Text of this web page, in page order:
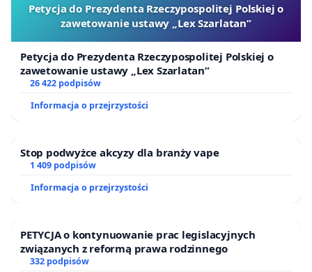
Petycja do Prezydenta Rzeczypospolitej Polskiej o
zawetowanie ustawy „Lex Szarlatan”
Petycja do Prezydenta Rzeczypospolitej Polskiej o
zawetowanie ustawy „Lex Szarlatan”
26 422 podpisów
Informacja o przejrzystości
Stop podwyżce akcyzy dla branży vape
1 409 podpisów
Informacja o przejrzystości
PETYCJA o kontynuowanie prac legislacyjnych
związanych z reformą prawa rodzinnego
332 podpisów